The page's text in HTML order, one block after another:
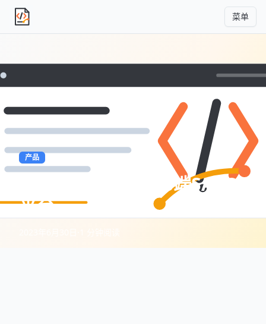
独立产品人日记 菜单
产品
如何做一个成功的B端SAAS
平台